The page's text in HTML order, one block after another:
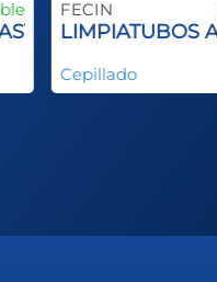
FECIN
LIMPIATUBOS
Cepillado